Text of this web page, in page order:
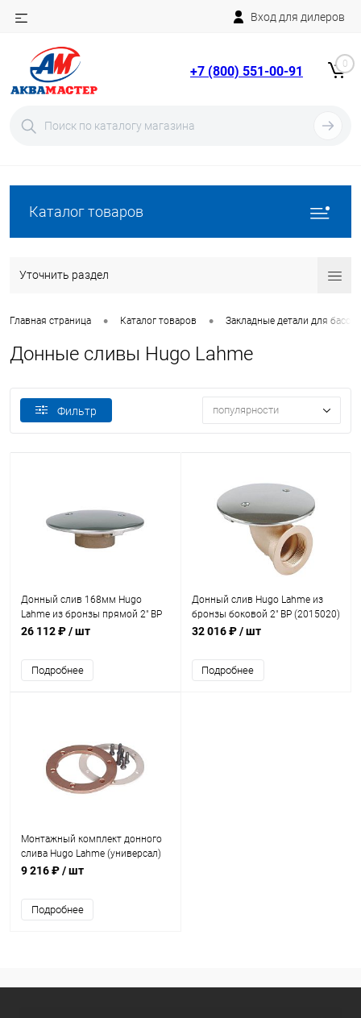
Вход для дилеров
+7 (800) 551-00-91 0
Каталог товаров
Уточнить раздел
Главная страница • Каталог товаров • Закладные детали для
Донные сливы Hugo Lahme
Фильтр популярности
Донный слив 168мм Hugo
Lahme из бронзы прямой 2" ВР
(2005020)
26 112 ₽/ шт
Подробнее
Донный слив Hugo Lahme из
бронзы боковой 2" ВР (2015020)
32 016 ₽/ шт
Подробнее
Монтажный комплект донного
слива Hugo Lahme (универсал)
(2030050)
9 216 ₽/ шт
Подробнее